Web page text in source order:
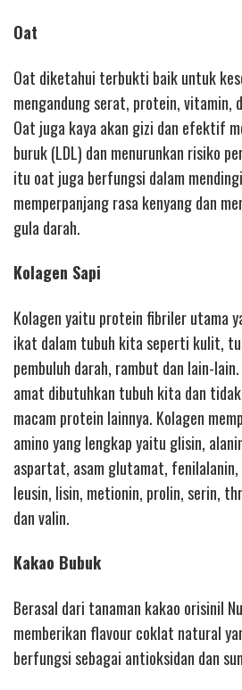
Oat
Oat diketahui terbukti baik untuk
mengandung serat, protein, vitamin,
Oat juga kaya akan gizi dan efektif
buruk (LDL) dan menurunkan risiko
itu oat juga berfungsi dalam
memperpanjang rasa kenyang dan
gula darah.
Kolagen Sapi
Kolagen yaitu protein fibriler utama
ikat dalam tubuh kita seperti kulit,
pembuluh darah, rambut dan lain-
amat dibutuhkan tubuh kita dan
macam protein lainnya. Kolagen
amino yang lengkap yaitu glisin,
aspartat, asam glutamat,
leusin, lisin, metionin, prolin, serin,
dan valin.
Kakao Bubuk
Berasal dari tanaman kakao orisinil
memberikan flavour coklat natural
berfungsi sebagai antioksidan dan